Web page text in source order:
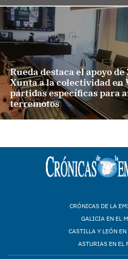
Rueda destaca el apoyo
Xunta a la colectividad en
partidas específicas para
terremotos
CRÓNICAS DE LA
GALICIA EN EL
CASTILLA Y LEÓN
ASTURIAS EN EL